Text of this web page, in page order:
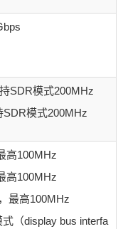
SDR模式200MHz
模式200MHz
高100MHz
高100MHz
最高100MHz
（display bus interfa